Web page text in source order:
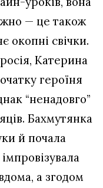
— це також
окопні свічки.
Катерина
героїня
“ненадовго”
Бахмутянка
й почала
а згодом